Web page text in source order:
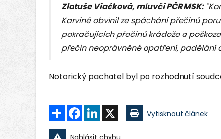
Zlatuše Viačková, mluvčí PČR MSK:
Karviné obvinil ze spáchání přečinů
pokračujících přečinů krádeže a
přečin neoprávněné opatření, padělání
Notorický pachatel byl po rozhodnutí
Sdílet FacebookLinkedIn Vytisknout článek
Nahlásit chybu